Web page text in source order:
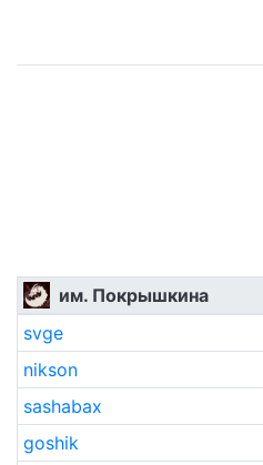
им. Покрышкина
svge
nikson
sashabax
goshik